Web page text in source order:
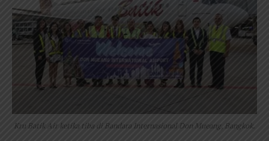
Kru Batik Air ketika tiba di Bandara Internasional Don Mueang, Bangkok.